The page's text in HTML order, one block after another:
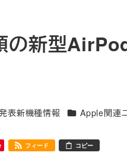
新型
表新機種情報 カテゴリー
Apple関連
フィード コピー